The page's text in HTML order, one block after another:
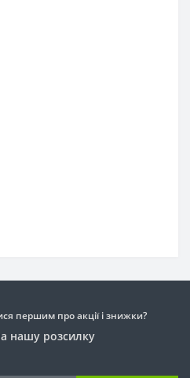
першим про акції і знижки?
нашу розсилку